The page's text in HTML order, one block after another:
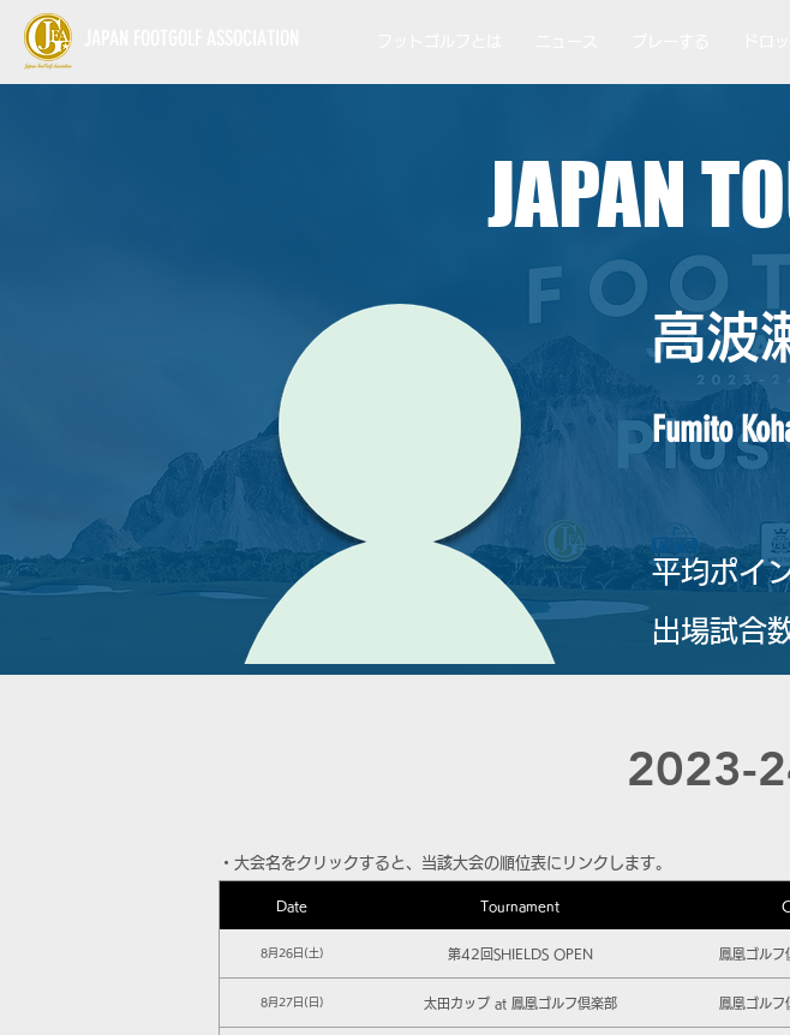
JAPAN
高波
Fumito
平均ポイ
出場試合
2023-
​・大会名をクリックすると、当該大会の順位表にリンクします。
Date Tournament
8月26日(土) 第42回SHIELDS OPEN 鳳凰ゴルフ
8月27日(日) 太田カップ at 鳳凰ゴルフ倶楽部 鳳凰ゴルフ